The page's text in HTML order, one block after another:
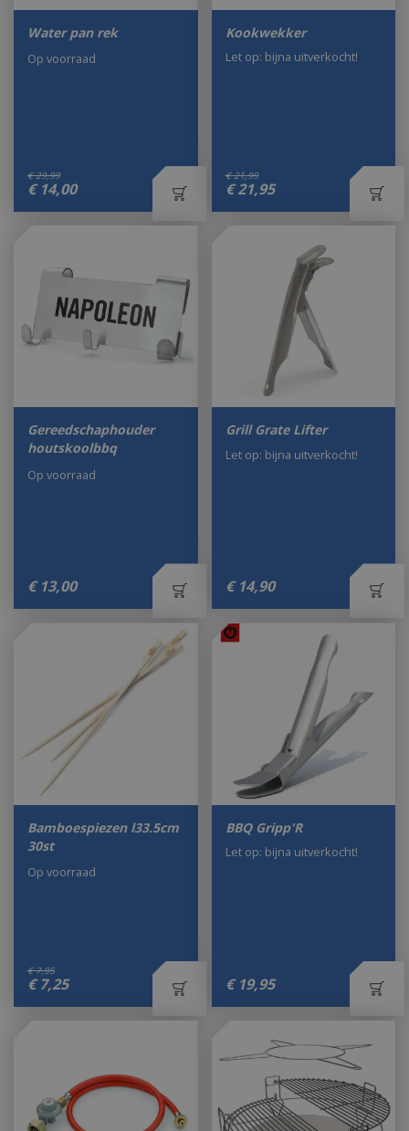
Water pan rek
€ 29,99
€ 14,00
Op voorraad
Kookwekker
€ 21,99
€ 21,95
Let op: bijna uitverkocht!
Gereedschaphouder
houtskoolbbq
€ 13,00
Op voorraad
Grill Grate Lifter
€ 14,90
Let op: bijna uitverkocht!
Bamboespiezen l33.5cm
30st
€ 7,95
€ 7,25
Op voorraad
BBQ Gripp'R
€ 19,95
Let op: bijna uitverkocht!